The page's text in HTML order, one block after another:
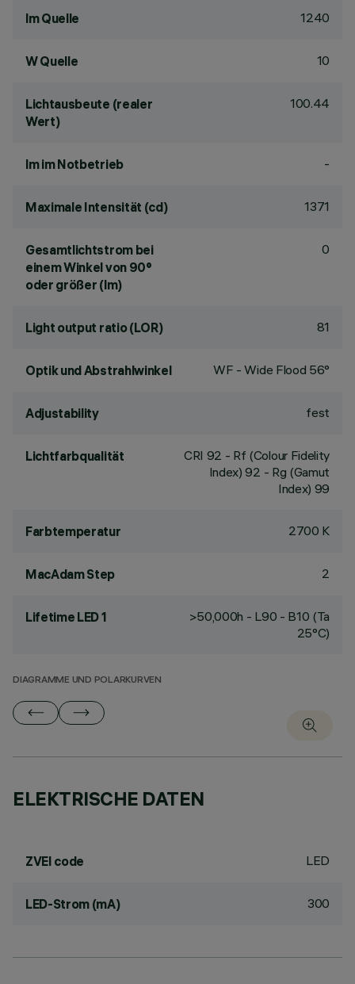
lm Quelle 1240
W Quelle 10
Lichtausbeute (realer
Wert)
100.44
lm im Notbetrieb -
Maximale Intensität (cd) 1371
Gesamtlichtstrom bei
einem Winkel von 90°
oder größer (lm)
0
Light output ratio (LOR) 81
Optik und Abstrahlwinkel WF - Wide Flood 56°
Adjustability fest
Lichtfarbqualität CRI 92 - Rf (Colour Fidelity
Index) 92 - Rg (Gamut
Index) 99
Farbtemperatur 2700 K
MacAdam Step 2
Lifetime LED 1
>50,000h - L90 - B10 (Ta
25°C)
DIAGRAMME UND POLARKURVEN
ELEKTRISCHE DATEN
ZVEI code LED
LED-Strom (mA) 300